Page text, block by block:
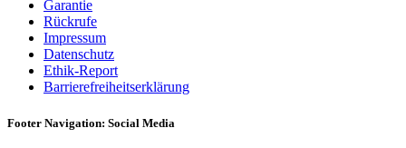
Garantie
Rückrufe
Impressum
Datenschutz
Ethik-Report
Barrierefreiheitserklärung
Footer Navigation: Social Media